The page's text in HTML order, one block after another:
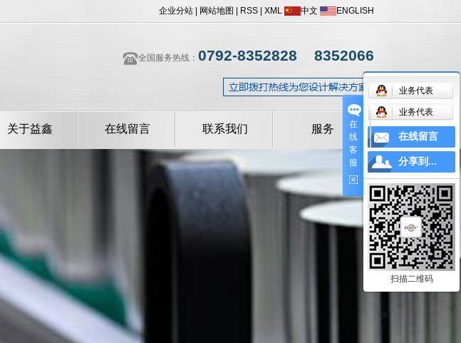
企业分站 网站地图 RSS XML 中文 ENGLISH
全国服务热线： 0792-8352828 8352066
关于益鑫
厂容厂貌
企业风采
我们的服务
质量控制
在线留言 联系我们 服务
设备常见问题解答
在
线
客
服
业务代表
业务代表
在线留言
分享到...
扫描二维码